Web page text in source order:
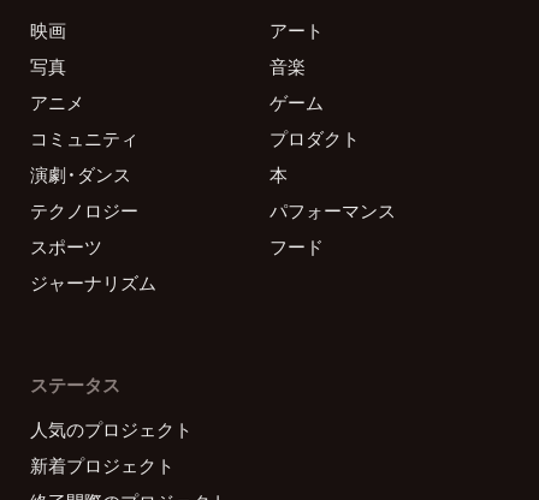
映画
アート
写真
音楽
アニメ
ゲーム
コミュニティ
プロダクト
演劇・ダンス
本
テクノロジー
パフォーマンス
スポーツ
フード
ジャーナリズム
ステータス
人気のプロジェクト
新着プロジェクト